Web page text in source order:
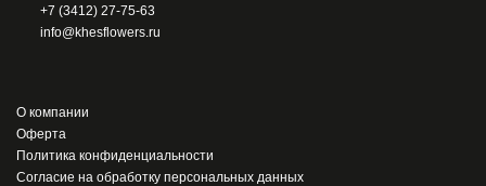
+7 (3412) 27-75-63
info@khesflowers.ru
О компании
Оферта
Политика конфиденциальности
Согласие на обработку персональных данных